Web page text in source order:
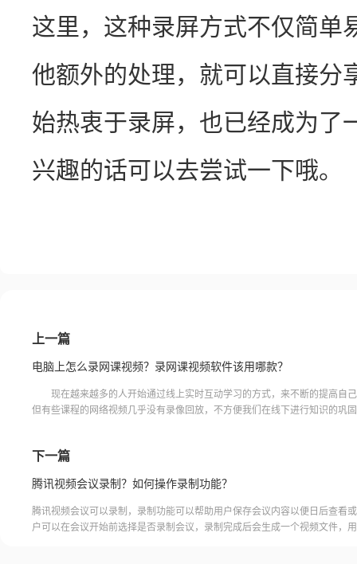
这里，这种录屏方式不仅简单
他额外的处理，就可以直接分
始热衷于录屏，也已经成为了
兴趣的话可以去尝试一下哦。
上一篇
电脑上怎么录网课视频？录网课视频软件该用哪款？
现在越来越多的人开始通过线上实时互动学习的方式，来不断的提高自
但有些课程的网络视频几乎没有录像回放，不方便我们在线下进行知识的巩
下一篇
腾讯视频会议录制？如何操作录制功能？
腾讯视频会议可以录制，录制功能可以帮助用户保存会议内容以便日后查看
户可以在会议开始前选择是否录制会议，录制完成后会生成一个视频文件，